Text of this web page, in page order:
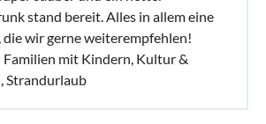
stand bereit. Alles in allem eine
wir gerne weiterempfehlen!
Familien mit Kindern, Kultur &
Strandurlaub